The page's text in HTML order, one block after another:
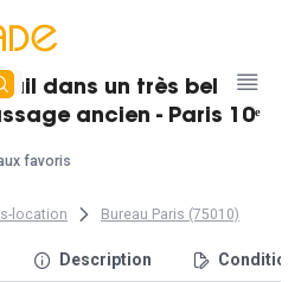
dans un très bel
ancien - Paris 10ᵉ
favoris
location Bureau Paris (75010)
Description